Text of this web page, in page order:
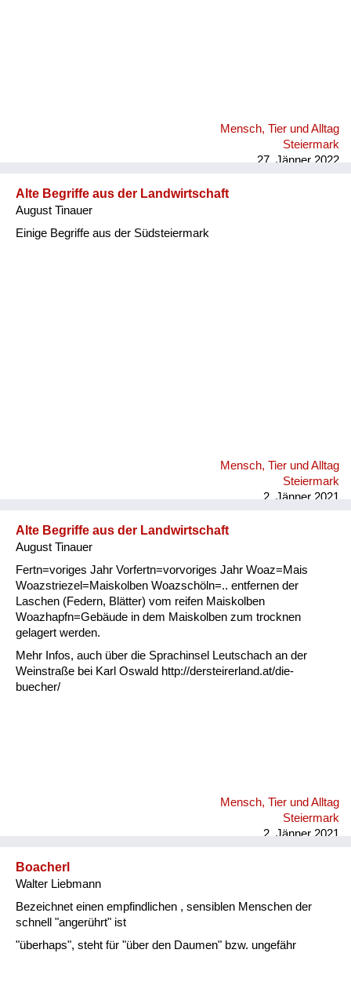
Mensch, Tier und Alltag
Steiermark
27. Jänner 2022
Alte Begriffe aus der Landwirtschaft
August Tinauer
Einige Begriffe aus der Südsteiermark
Mensch, Tier und Alltag
Steiermark
2. Jänner 2021
Alte Begriffe aus der Landwirtschaft
August Tinauer
Fertn=voriges Jahr Vorfertn=vorvoriges Jahr Woaz=Mais
Woazstriezel=Maiskolben Woazschöln=.. entfernen der
Laschen (Federn, Blätter) vom reifen Maiskolben
Woazhapfn=Gebäude in dem Maiskolben zum trocknen
gelagert werden.
Mehr Infos, auch über die Sprachinsel Leutschach an der
Weinstraße bei Karl Oswald http://dersteirerland.at/die-
buecher/
Mensch, Tier und Alltag
Steiermark
2. Jänner 2021
Boacherl
Walter Liebmann
Bezeichnet einen empfindlichen , sensiblen Menschen der
schnell "angerührt" ist
"überhaps", steht für "über den Daumen" bzw. ungefähr